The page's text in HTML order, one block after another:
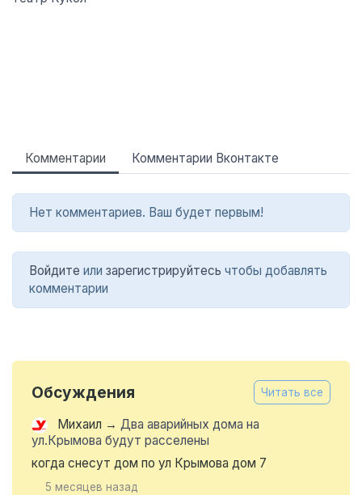
Комментарии Комментарии Вконтакте
Нет комментариев. Ваш будет первым!
Войдите или зарегистрируйтесь чтобы добавлять
комментарии
Обсуждения Читать все
Михаил → Два аварийных дома на
ул.Крымова будут расселены
когда снесут дом по ул Крымова дом 7
5 месяцев назад